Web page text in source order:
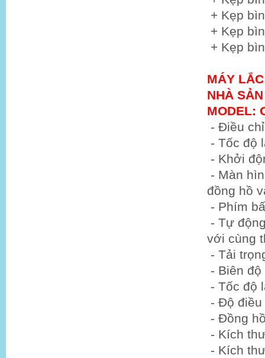
+ Kẹp
+ Kẹp
+ Kẹp
MÁY
NHÀ
MODEL:
- Điều
- Tốc độ
- Khởi
- Màn
đồng hồ
- Phím
- Tự
với cùng
- Tải
- Biên
- Tốc độ
- Độ điều
- Đồng
- Kích
- Kích